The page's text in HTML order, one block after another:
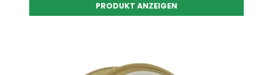
PRODUKT ANZEIGEN